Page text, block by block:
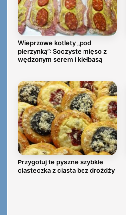
Wieprzowe kotlety „pod
pierzynką”: Soczyste mięso z
wędzonym serem i kiełbasą
Przygotuj te pyszne szybkie
ciasteczka z ciasta bez drożdży